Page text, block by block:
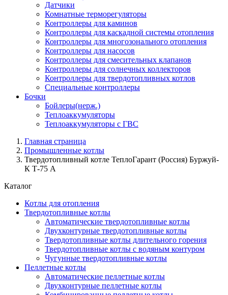
Датчики
Комнатные терморегуляторы
Контроллеры для каминов
Контроллеры для каскадной системы отопления
Контроллеры для многозонального отопления
Контроллеры для насосов
Контроллеры для смесительных клапанов
Контроллеры для солнечных коллекторов
Контроллеры для твердотопливных котлов
Специальные контроллеры
Бочки
Бойлеры(нерж.)
Теплоаккумуляторы
Теплоаккумуляторы с ГВС
Главная страница
Промышленные котлы
Твердотопливный котле ТеплоГарант (Россия) Буржуй-
К Т-75 А
Каталог
Котлы для отопления
Твердотопливные котлы
Автоматические твердотопливные котлы
Двухконтурные твердотопливные котлы
Твердотопливные котлы длительного горения
Твердотопливные котлы с водяным контуром
Чугунные твердотопливные котлы
Пеллетные котлы
Автоматические пеллетные котлы
Двухконтурные пеллетные котлы